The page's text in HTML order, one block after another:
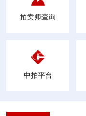
拍卖师查询
中拍平台